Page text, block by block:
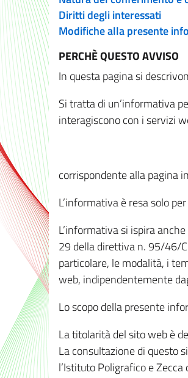
Diritti degli interessati
Modifiche alla presente
PERCHÈ QUESTO AVVISO
In questa pagina si
Si tratta di un’informativa
interagiscono con i servizi
corrispondente alla pagina
L’informativa è resa solo
L’informativa si ispira
29 della direttiva n. 95/46/
particolare, le modalità, i
web, indipendentemente
Lo scopo della presente
La titolarità del sito web è
La consultazione di questo
l’Istituto Poligrafico e